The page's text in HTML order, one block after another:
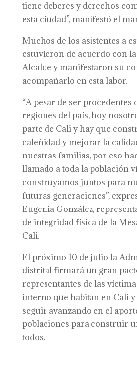
tiene deberes y derechos
esta ciudad”, manifestó el
Muchos de los asistentes a
estuvieron de acuerdo con
Alcalde y manifestaron su
acompañarlo en esta labor.
“A pesar de ser procedentes
regiones del país, hoy
parte de Cali y hay que
caleñidad y mejorar la
nuestras familias, por eso
llamado a toda la población
construyamos juntos para
futuras generaciones”,
Eugenia González,
de integridad física de la
Cali.
El próximo 10 de julio la
distrital firmará un gran
representantes de las
interno que habitan en Cali y
seguir avanzando en el
poblaciones para construir
todos.